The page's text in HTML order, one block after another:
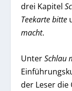
drei Kapitel
Teekarte bitte
macht.
UnterSchlau
der Leser die